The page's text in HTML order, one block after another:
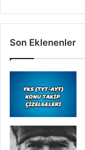
Son Eklenenler